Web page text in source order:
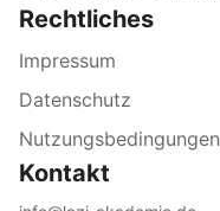
Rechtliches
Impressum
Datenschutz
Nutzungsbedingungen
Kontakt